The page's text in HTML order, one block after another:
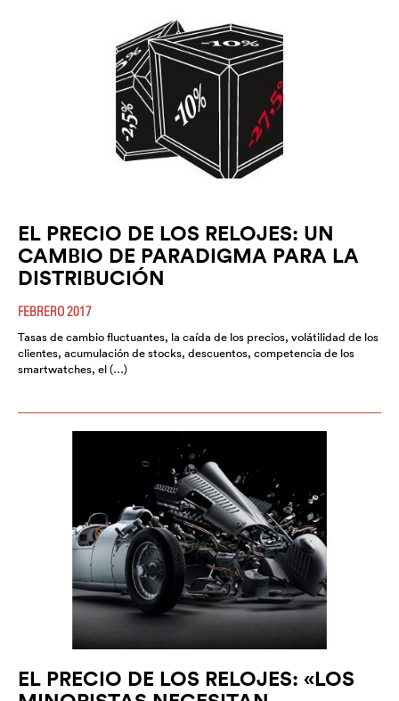
EL PRECIO DE LOS RELOJES: UN
CAMBIO DE PARADIGMA PARA LA
DISTRIBUCIÓN
FEBRERO 2017
Tasas de cambio fluctuantes, la caída de los precios, volátilidad de los
clientes, acumulación de stocks, descuentos, competencia de los
smartwatches, el (…)
EL PRECIO DE LOS RELOJES: «LOS